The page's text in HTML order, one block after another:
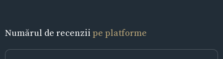
Numărul de recenzii pe platforme